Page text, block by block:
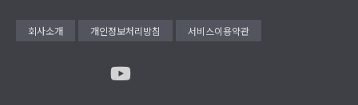
회사소개 개인정보처리방침 서비스이용약관